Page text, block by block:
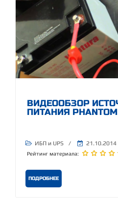
ВИДЕООБЗОР
ПИТАНИЯ
ИБП и UPS / 21.10.2014
Рейтинг материала:
ПОДРОБНЕЕ